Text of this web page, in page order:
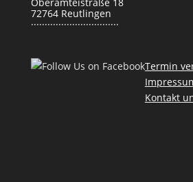
72764 Reutlingen
································
Termin
Kontakt